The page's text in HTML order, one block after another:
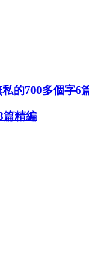
的700多個字6
篇精編